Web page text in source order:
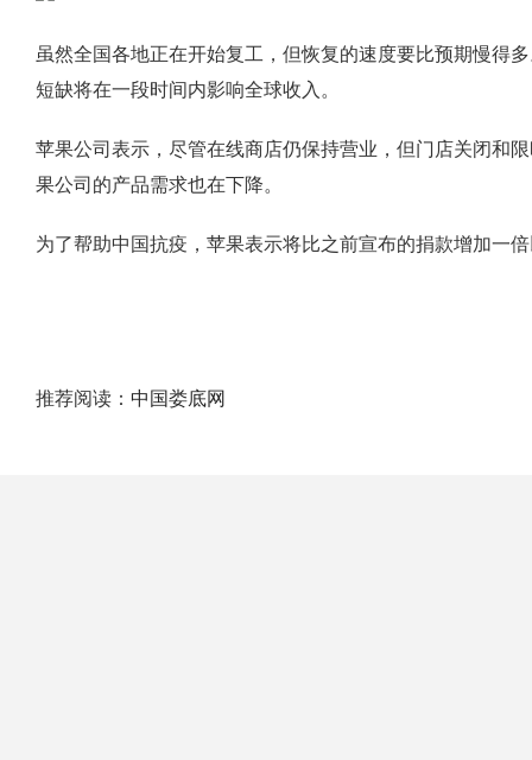
虽然全国各地正在开始复工，但恢复的速度要比预期慢得
短缺将在一段时间内影响全球收入。
苹果公司表示，尽管在线商店仍保持营业，但门店关闭和
果公司的产品需求也在下降。
为了帮助中国抗疫，苹果表示将比之前宣布的捐款增加一
推荐阅读： 中国娄底网